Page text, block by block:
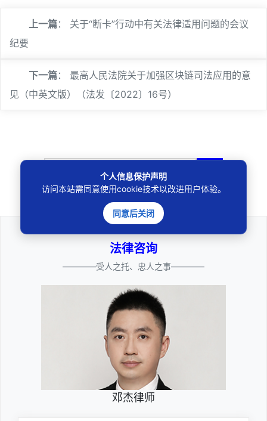
上一篇： 关于“断卡”行动中有关法律适用问题的会议
纪要
下一篇： 最高人民法院关于加强区块链司法应用的意
见（中英文版）（法发〔2022〕16号）
法律咨询
————受人之托、忠人之事————
邓杰律师
个人信息保护声明
访问本站需同意使用cookie技术以改进用户体验。
同意后关闭